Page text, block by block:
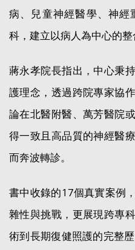
病、兒童神經醫學、神
科，建立以病人為中心的整
蔣永孝院長指出，中心秉
護理念，透過跨院專家協
論在北醫附醫、萬芳醫院
得一致且高品質的神經醫
而奔波轉診。
書中收錄的17個真實案例
雜性與挑戰，更展現跨專
術到長期復健照護的完整